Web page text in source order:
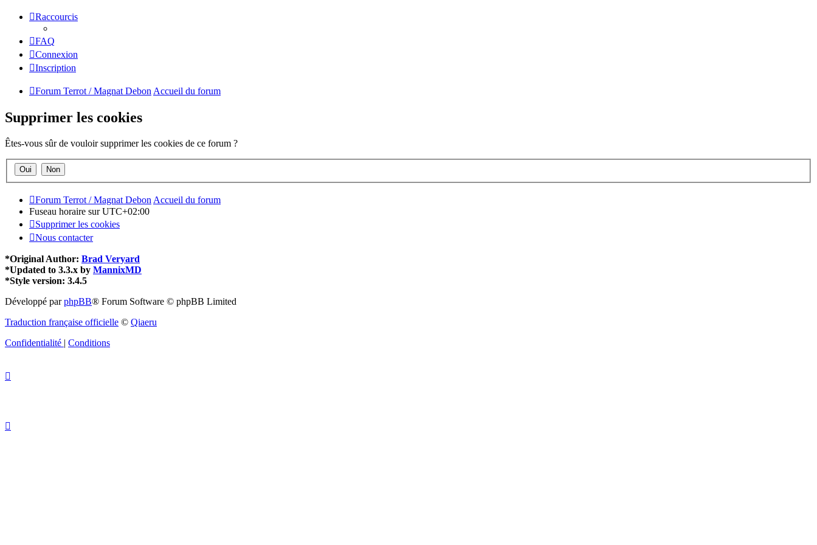
Raccourcis
FAQ
Connexion
Inscription
Forum Terrot / Magnat Debon Accueil du forum
Supprimer les cookies
Êtes-vous sûr de vouloir supprimer les cookies de ce forum ?
Forum Terrot / Magnat DebonAccueil du forum
Fuseau horaire surUTC+02:00
Supprimer les cookies
Nous contacter
*Original Author: Brad Veryard
*Updated to 3.3.x by MannixMD
*Style version: 3.4.5
Développé parphpBB® Forum Software © phpBB Limited
Traduction française officielle © Qiaeru
Confidentialité | Conditions